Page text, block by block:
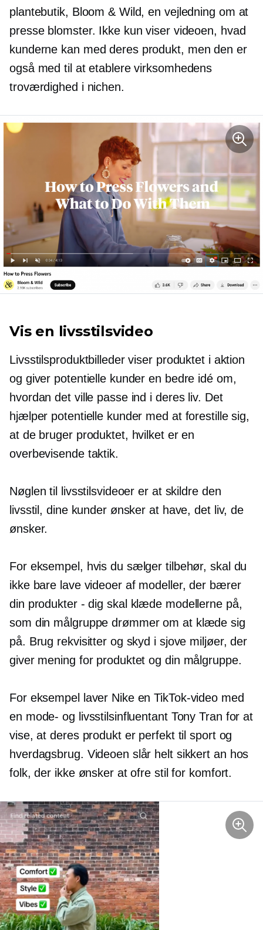
plantebutik, Bloom & Wild, en vejledning om at
presse blomster. Ikke kun viser videoen, hvad
kunderne kan med deres produkt, men den er
også med til at etablere virksomhedens
troværdighed i nichen.
Vis en livsstilsvideo
Livsstilsproduktbilleder viser produktet i aktion
og giver potentielle kunder en bedre idé om,
hvordan det ville passe ind i deres liv. Det
hjælper potentielle kunder med at forestille sig,
at de bruger produktet, hvilket er en
overbevisende taktik.
Nøglen til livsstilsvideoer er at skildre den
livsstil, dine kunder ønsker at have, det liv, de
ønsker.
For eksempel, hvis du sælger tilbehør, skal du
ikke bare lave videoer af modeller, der bærer
din produkter - dig skal klæde modellerne på,
som din målgruppe drømmer om at klæde sig
på. Brug rekvisitter og skyd i sjove miljøer, der
giver mening for produktet og din målgruppe.
For eksempel laver Nike en TikTok-video med
en mode- og livsstilsinfluentant Tony Tran for at
vise, at deres produkt er perfekt til sport og
hverdagsbrug. Videoen slår helt sikkert an hos
folk, der ikke ønsker at ofre stil for komfort.